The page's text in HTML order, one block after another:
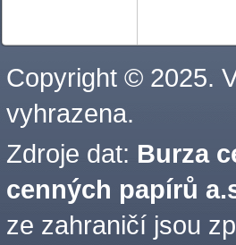
Copyright © 2025.
vyhrazena.
Zdroje dat: Burza
cenných papírů
ze zahraničí jsou